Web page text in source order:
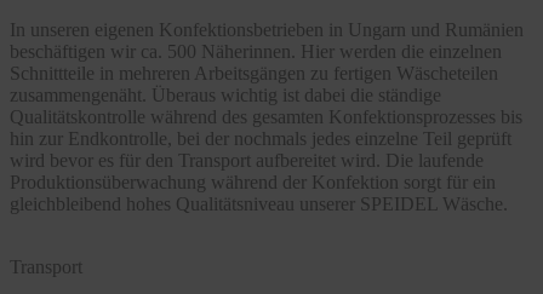
In unseren eigenen Konfektionsbetrieben in Ungarn und Rumänien
beschäftigen wir ca. 500 Näherinnen. Hier werden die einzelnen
Schnittteile in mehreren Arbeitsgängen zu fertigen Wäscheteilen
zusammengenäht. Überaus wichtig ist dabei die ständige
Qualitätskontrolle während des gesamten Konfektionsprozesses bis
hin zur Endkontrolle, bei der nochmals jedes einzelne Teil geprüft
wird bevor es für den Transport aufbereitet wird. Die laufende
Produktionsüberwachung während der Konfektion sorgt für ein
gleichbleibend hohes Qualitätsniveau unserer SPEIDEL Wäsche.
Transport